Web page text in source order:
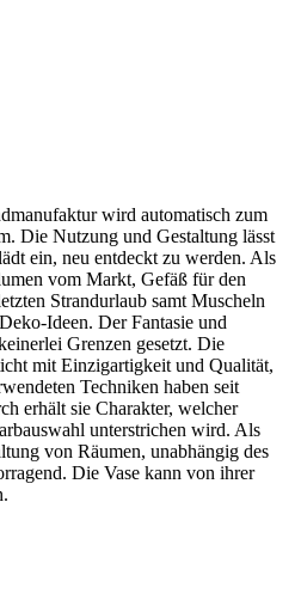
wird automatisch zum
Die Nutzung und Gestaltung lässt
ein, neu entdeckt zu werden. Als
vom Markt, Gefäß für den
Strandurlaub samt Muscheln
Ideen. Der Fantasie und
Grenzen gesetzt. Die
mit Einzigartigkeit und Qualität,
Techniken haben seit
erhält sie Charakter, welcher
unterstrichen wird. Als
von Räumen, unabhängig des
Die Vase kann von ihrer